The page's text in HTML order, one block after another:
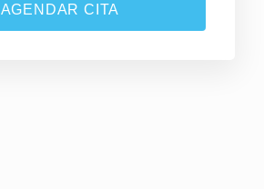
AGENDAR CITA